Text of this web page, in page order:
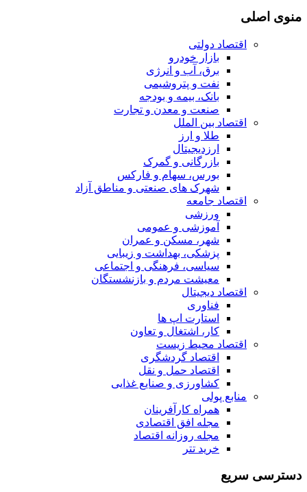
منوی اصلی
اقتصاد دولتی
بازار خودرو
برق، آب و انرژی
نفت و پتروشیمی
بانک، بیمه و بودجه
صنعت و معدن و تجارت
اقتصاد بین الملل
طلا و ارز
ارزدیجیتال
بازرگانی و گمرک
بورس، سهام و فارکس
شهرک های صنعتی و مناطق آزاد
اقتصاد جامعه
ورزشی
آموزشی و عمومی
شهر، مسکن و عمران
پزشکی، بهداشت و زیبایی
سیاسی، فرهنگی و اجتماعی
معیشت مردم و بازنشستگان
اقتصاد دیجیتال
فناوری
استارت اپ ها
کار، اشتغال و تعاون
اقتصاد محیط زیست
اقتصاد گردشگری
اقتصاد حمل و نقل
کشاورزی و صنایع غذایی
منابع پولی
همراه کارآفرینان
مجله افق اقتصادی
مجله روزانه اقتصاد
خرید تتر
دسترسی سریع